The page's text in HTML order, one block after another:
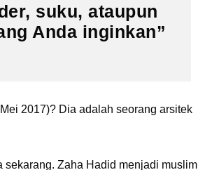
suku, ataupun
Anda inginkan”
2017)? Dia adalah seorang arsitek
sekarang. Zaha Hadid menjadi muslim